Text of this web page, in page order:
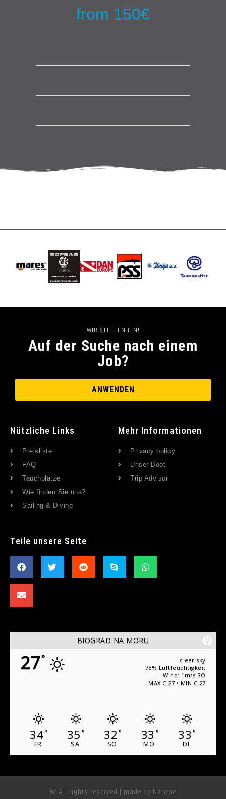
from 150€
WIR STELLEN EIN!
Auf der Suche nach einem
Job?
ANWENDEN
Nützliche Links
Preisliste
FAQ
Tauchplätze
Wie finden Sie uns?
Sailing & Diving
Mehr Informationen
Privacy policy
Unser Boot
Trip Advisor
Teile unsere Seite
BIOGRAD NA MORU
27°
clear sky
75% Luftfeuchtigkeit
Wind: 1m/s SO
MAX C 27 • MIN C 27
34°
FR
35 °
SA
32°
SO
33 °
MO
33 °
DI
© All rights reserved | made by Narobe